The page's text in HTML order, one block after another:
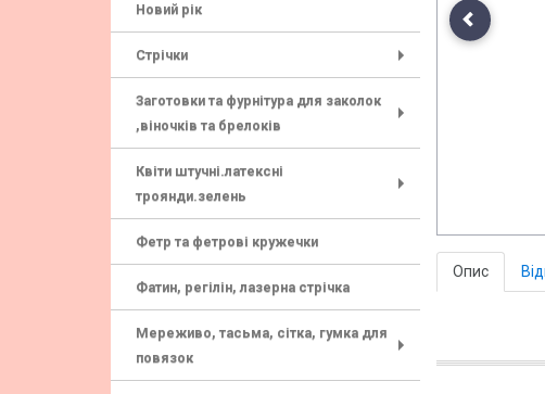
Новий рік
Стрічки
Заготовки та фурнітура для заколок
,віночків та брелоків
Квіти штучні.латексні
троянди.зелень
Фетр та фетрові кружечки
Фатин, регілін, лазерна стрічка
Мереживо, тасьма, сітка, гумка для
повязок
Previous
Опис